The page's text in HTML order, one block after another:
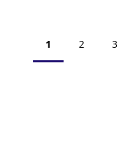
1 2 3